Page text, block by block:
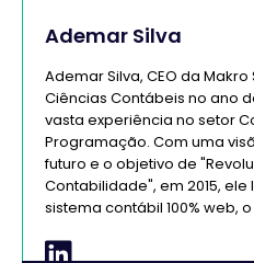
Ademar Silva
Ademar Silva, CEO da
Ciências Contábeis no ano
vasta experiência no setor
Programação. Com uma
futuro e o objetivo de
Contabilidade", em 2015,
sistema contábil 100% web,